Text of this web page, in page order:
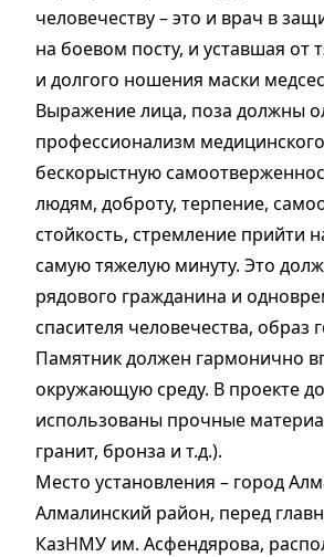
человечеству – это и врач в
на боевом посту, и уставшая от
и долгого ношения маски
Выражение лица, поза должны
профессионализм
бескорыстную
людям, доброту, терпение,
стойкость, стремление прийти
самую тяжелую минуту. Это
рядового гражданина и
спасителя человечества, образ
Памятник должен гармонично
окружающую среду. В проекте
использованы прочные
гранит, бронза и т.д.).
Место установления – город
Алмалинский район, перед
КазНМУ им. Асфендярова,